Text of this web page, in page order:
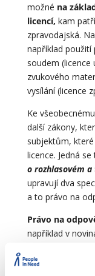
možné na
licencí, kam
zpravodajská.
například použití
soudem
zvukového
vysílání (licence
Ke
další zákony,
subjektům,
licence. Jedná
o rozhlasovém
upravují dva
a to právo na
Právo na
například v
ovšem musí